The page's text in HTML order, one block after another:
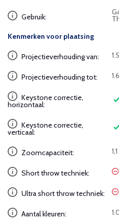
Gebruik:
Kenmerken voor plaatsing
Projectieverhouding van:
Projectieverhouding tot:
Keystone correctie,
horizontaal:
Keystone correctie,
verticaal:
Zoomcapaciteit:
Short throw techniek:
Ultra short throw techniek:
Aantal kleuren: